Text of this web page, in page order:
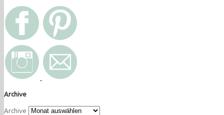
Archive
Archive